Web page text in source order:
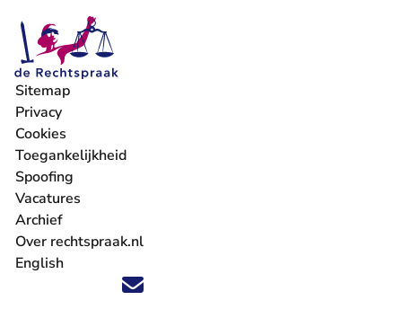
Volg ons op X (Twitter) - U verlaat Rechtspraak.nl
Volg ons op Facebook - U verlaat Rechtspraak.nl
Volg ons op Instagram - U verlaat Rechtspraak.nl
Volg ons op Youtube - U verlaat Rechtspraak.nl
Volg ons op LinkedIn - U verlaat
'Blijf op de hoogte' nieuwsbrief - U verlaat
Sitemap
Privacy
Cookies
Toegankelijkheid
Spoofing
Vacatures
- U verlaat Rechtspraak.nl
Archief
Over rechtspraak.nl
English